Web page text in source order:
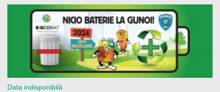
Data indisponibilă